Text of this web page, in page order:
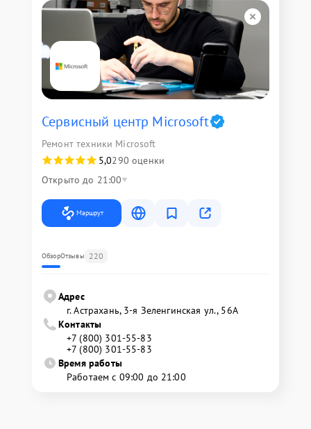
Сервисный центр Microsoft
Ремонт техники Microsoft
5,0290 оценки
Открыто до 21:00
Маршрут
ОбзорОтзывы 220
Адрес
г. Астрахань, 3-я Зеленгинская ул., 56А
Контакты
+7 (800) 301-55-83
+7 (800) 301-55-83
Время работы
Работаем с 09:00 до 21:00